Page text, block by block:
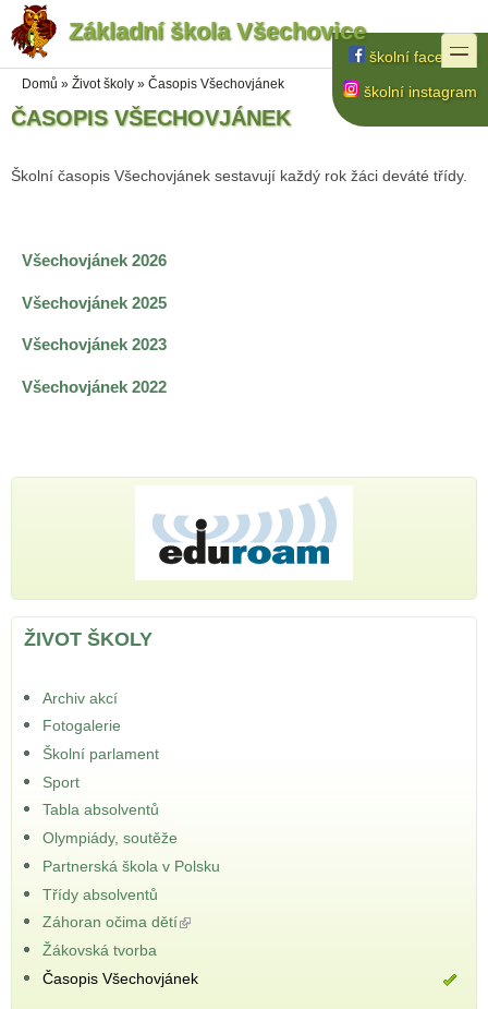
Přejít k hlavnímu obsahu
Přejít k vyhledávání na webu
školní facebook
školní instagram
Základní škola Všechovice
toggle
Jste zde
Domů » Život školy » Časopis Všechovjánek
ČASOPIS VŠECHOVJÁNEK
Školní časopis Všechovjánek sestavují každý rok žáci deváté třídy.
Všechovjánek 2026
Všechovjánek 2025
Všechovjánek 2023
Všechovjánek 2022
ŽIVOT ŠKOLY
Archiv akcí
Fotogalerie
Školní parlament
Sport
Tabla absolventů
Olympiády, soutěže
Partnerská škola v Polsku
Třídy absolventů
Záhoran očima dětí(odkaz je externí)
Žákovská tvorba
Časopis Všechovjánek